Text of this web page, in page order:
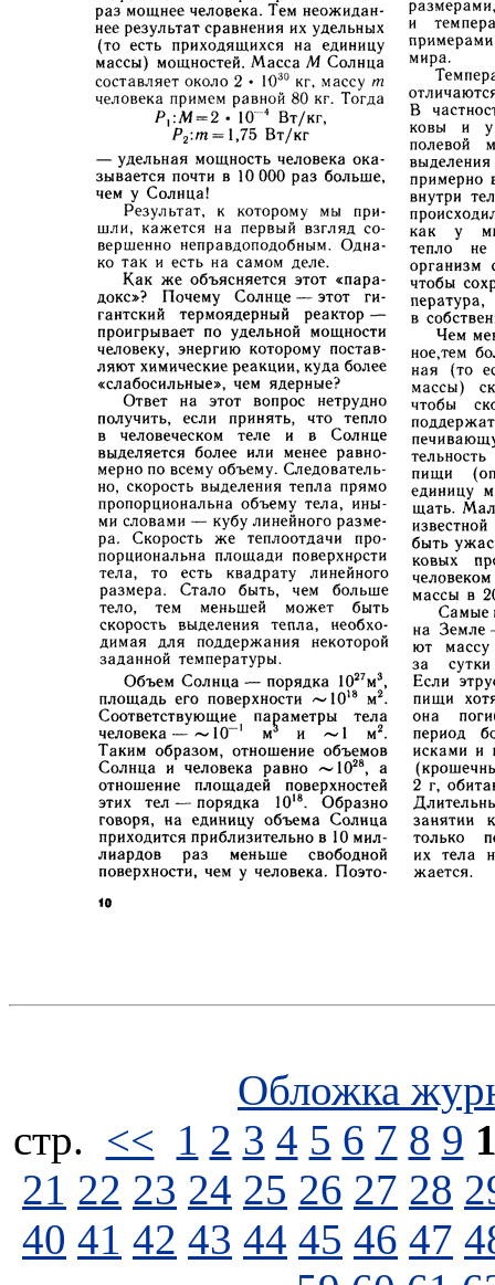
Обложка
стp. << 1 2 3 4 5 6 7 8 9
21 22 23 24 25 26 27 28
40 41 42 43 44 45 46 47